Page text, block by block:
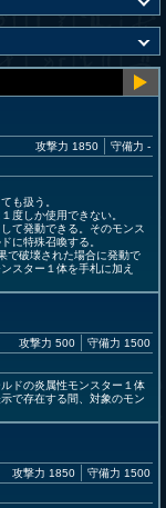
攻撃力 1850 守備力 -
も扱う。
度しか使用できない。
て発動できる。そのモンス
に特殊召喚する。
で破壊された場合に発動で
スター１体を手札に加え
攻撃力 500 守備力 1500
ドの炎属性モンスター１体
で存在する間、対象のモン
攻撃力 1850 守備力 1500